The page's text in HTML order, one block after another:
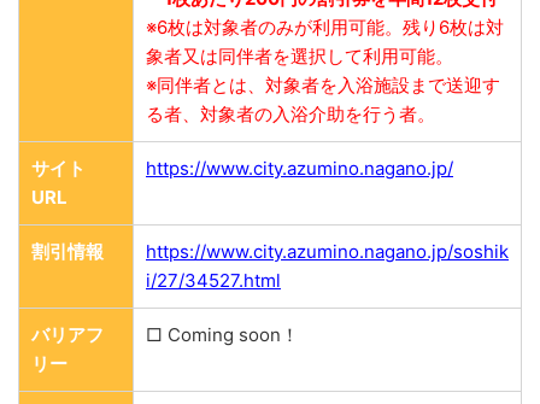
※6枚は対象者のみが利用可能。残り6枚は対
象者又は同伴者を選択して利用可能。
※同伴者とは、対象者を入浴施設まで送迎す
る者、対象者の入浴介助を行う者。
サイト
URL
https://www.city.azumino.nagano.jp/
割引情報
https://www.city.azumino.nagano.jp/soshik
i/27/34527.html
バリアフ
リー
□ Coming soon！